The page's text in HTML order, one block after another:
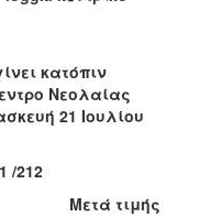
κατόπιν
Νεολαίας
21 Ιουλίου
/212
Μετά τιμής